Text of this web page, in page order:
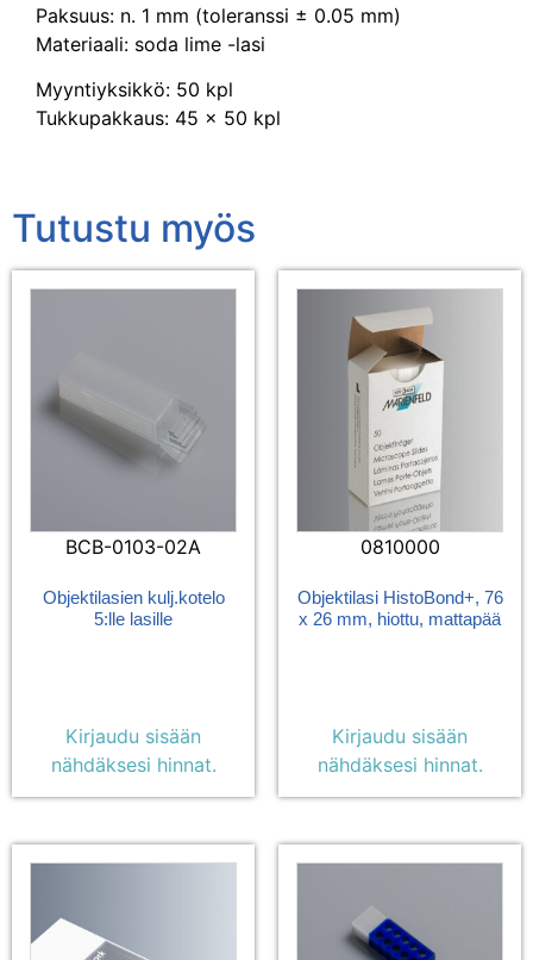
Paksuus: n. 1 mm (toleranssi ± 0.05 mm)
Materiaali: soda lime -lasi
Myyntiyksikkö: 50 kpl
Tukkupakkaus: 45 x 50 kpl
Tutustu myös
BCB-0103-02A
Objektilasien kulj.kotelo
5:lle lasille
Kirjaudu sisään
nähdäksesi hinnat.
0810000
Objektilasi HistoBond+, 76
x 26 mm, hiottu, mattapää
Kirjaudu sisään
nähdäksesi hinnat.